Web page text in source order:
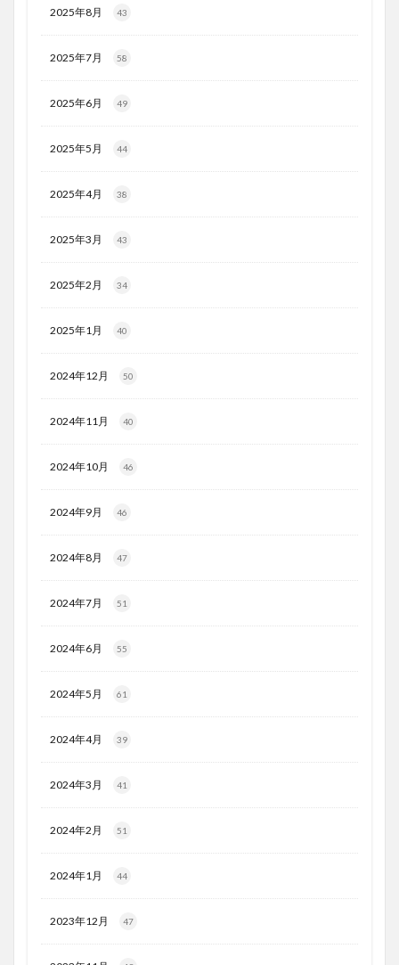
2025年8月 43
2025年7月 58
2025年6月 49
2025年5月 44
2025年4月 38
2025年3月 43
2025年2月 34
2025年1月 40
2024年12月 50
2024年11月 40
2024年10月 46
2024年9月 46
2024年8月 47
2024年7月 51
2024年6月 55
2024年5月 61
2024年4月 39
2024年3月 41
2024年2月 51
2024年1月 44
2023年12月 47